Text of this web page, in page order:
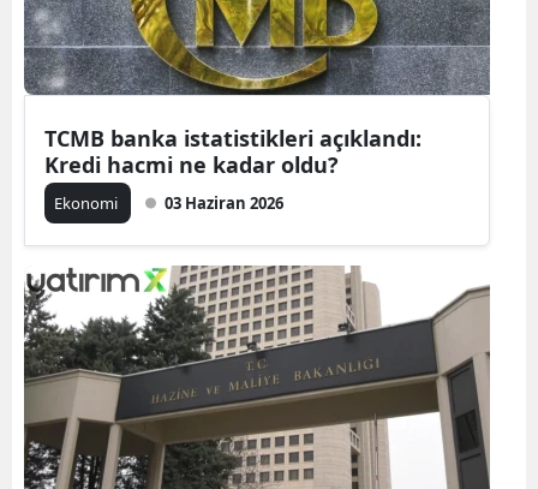
TCMB banka istatistikleri açıklandı:
Kredi hacmi ne kadar oldu?
Ekonomi 03 Haziran 2026